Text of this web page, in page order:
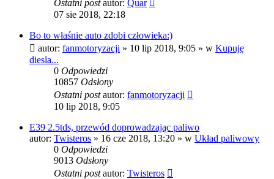
Ostatni postautor: Quar
07 sie 2018, 22:18
Bo to właśnie auto zdobi człowieka:)
autor: fanmotoryzacji » 10 lip 2018, 9:05 » w Kupuję
diesla...
0 Odpowiedzi
10857 Odsłony
Ostatni postautor: fanmotoryzacji
10 lip 2018, 9:05
E39 2.5tds, przewód doprowadzając paliwo
autor: Twisteros » 16 cze 2018, 13:20 » w Układ paliwowy
0 Odpowiedzi
9013 Odsłony
Ostatni postautor: Twisteros